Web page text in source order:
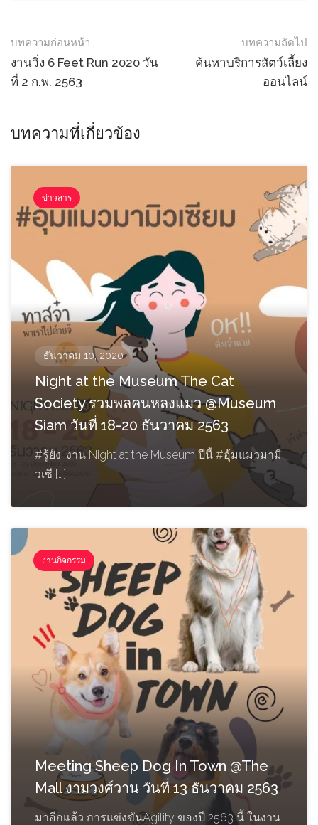
Post
navigation
บทความก่อนหน้า
งานวิ่ง 6 Feet Run 2020 วัน
ที่ 2 ก.พ. 2563
บทความถัดไป
ค้นหาบริการสัตว์เลี้ยง
ออนไลน์
บทความที่เกี่ยวข้อง
ข่าวสาร
ธันวาคม 10, 2020
Night at the Museum The Cat
Society รวมพลคนหลงแมว @Museum
Siam วันที่ 18-20 ธันวาคม 2563
#รู้ยัง! งาน Night at the Museum ปีนี้ #อุ้มแมวมามิ
วเซี […]
งานกิจกรรม
Meeting Sheep Dog In Town @The
Mall งามวงศ์วาน วันที่ 13 ธันวาคม 2563
มาอีกแล้ว การแข่งขันAgility ของปี 2563 นี้ ในงาน